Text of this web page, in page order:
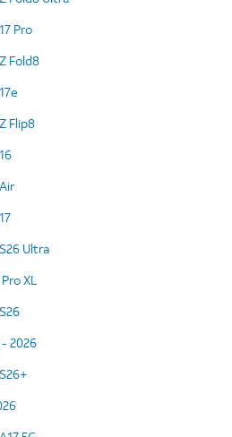
Pro
Fold8
Flip8
Ultra
XL
2026